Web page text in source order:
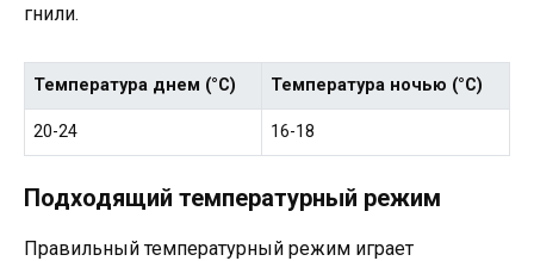
гнили.
Температура днем (°C) Температура ночью (°C)
20-24 16-18
Подходящий температурный режим
Правильный температурный режим играет